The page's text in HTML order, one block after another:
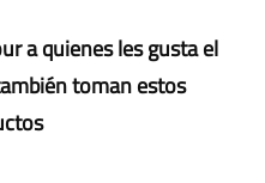
a quienes les gusta el
toman estos